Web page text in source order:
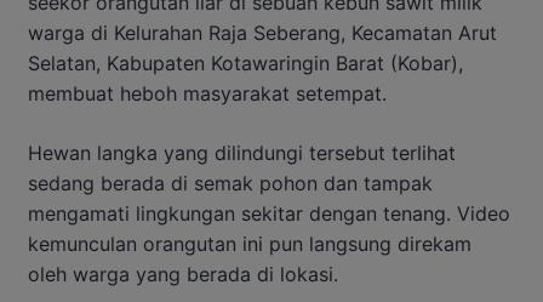
warga di Kelurahan Raja Seberang, Kecamatan Arut
Selatan, Kabupaten Kotawaringin Barat (Kobar),
membuat heboh masyarakat setempat.
Hewan langka yang dilindungi tersebut terlihat
sedang berada di semak pohon dan tampak
mengamati lingkungan sekitar dengan tenang. Video
kemunculan orangutan ini pun langsung direkam
oleh warga yang berada di lokasi.